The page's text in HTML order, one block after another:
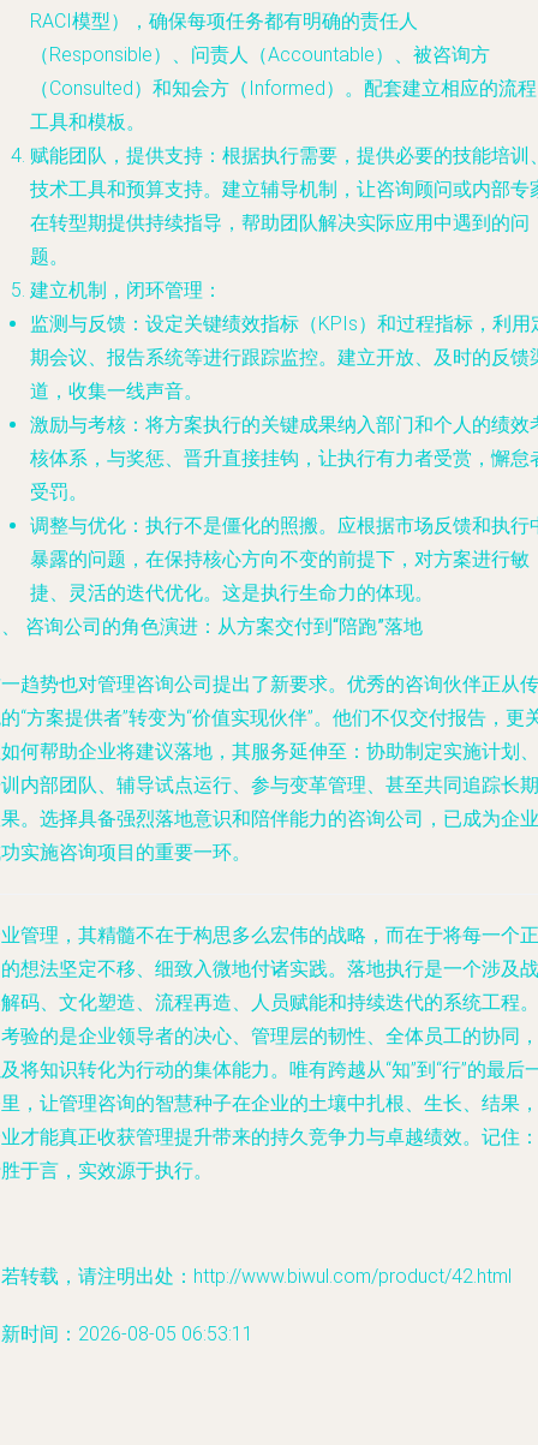
RACI模型），确保每项任务都有明确的责任人
（Responsible）、问责人（Accountable）、被咨询方
（Consulted）和知会方（Informed）。配套建立相应的流
工具和模板。
赋能团队，提供支持 ：根据执行需要，提供必要的技能培训
技术工具和预算支持。建立辅导机制，让咨询顾问或内部专
在转型期提供持续指导，帮助团队解决实际应用中遇到的问
题。
建立机制，闭环管理 ：
监测与反馈 ：设定关键绩效指标（KPIs）和过程指标，利用
期会议、报告系统等进行跟踪监控。建立开放、及时的反馈
道，收集一线声音。
激励与考核 ：将方案执行的关键成果纳入部门和个人的绩效
核体系，与奖惩、晋升直接挂钩，让执行有力者受赏，懈怠
受罚。
调整与优化 ：执行不是僵化的照搬。应根据市场反馈和执行
暴露的问题，在保持核心方向不变的前提下，对方案进行敏
捷、灵活的迭代优化。这是执行生命力的体现。
咨询公司的角色演进：从方案交付到“陪跑”落地
趋势也对管理咨询公司提出了新要求。优秀的咨询伙伴正从传
“方案提供者”转变为“价值实现伙伴”。他们不仅交付报告，更
何帮助企业将建议落地，其服务延伸至：协助制定实施计划、
内部团队、辅导试点运行、参与变革管理、甚至共同追踪长期
。选择具备强烈落地意识和陪伴能力的咨询公司，已成为企业
实施咨询项目的重要一环。
管理，其精髓不在于构思多么宏伟的战略，而在于将每一个正
想法坚定不移、细致入微地付诸实践。落地执行是一个涉及战
码、文化塑造、流程再造、人员赋能和持续迭代的系统工程。
验的是企业领导者的决心、管理层的韧性、全体员工的协同，
将知识转化为行动的集体能力。唯有跨越从“知”到“行”的最后
，让管理咨询的智慧种子在企业的土壤中扎根、生长、结果，
才能真正收获管理提升带来的持久竞争力与卓越绩效。记住：
于言，实效源于执行。
转载，请注明出处：http://www.biwul.com/product/42.html
时间：2026-08-05 06:53:11